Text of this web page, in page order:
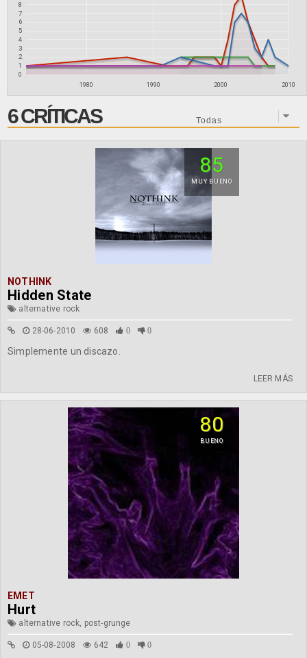
1980 1990 2000 2010
0
1
2
3
4
5
6
7
8
6 CRÍTICAS
85
MUY BUENO
NOTHINK
Hidden State
alternative rock
28-06-2010 608 0 0
Simplemente un discazo.
LEER MÁS
80
BUENO
EMET
Hurt
alternative rock, post-grunge
05-08-2008 642 0 0